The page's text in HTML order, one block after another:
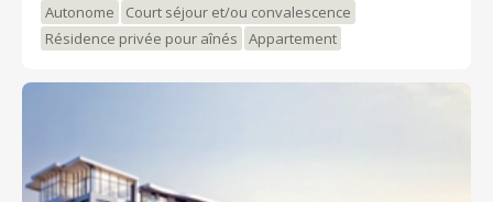
Autonome
Court séjour et/ou convalescence
Résidence privée pour aînés
Appartement